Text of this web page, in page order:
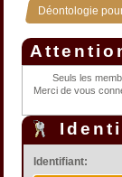
Déontologie
Seuls les
Merci de vous
Identifiant: